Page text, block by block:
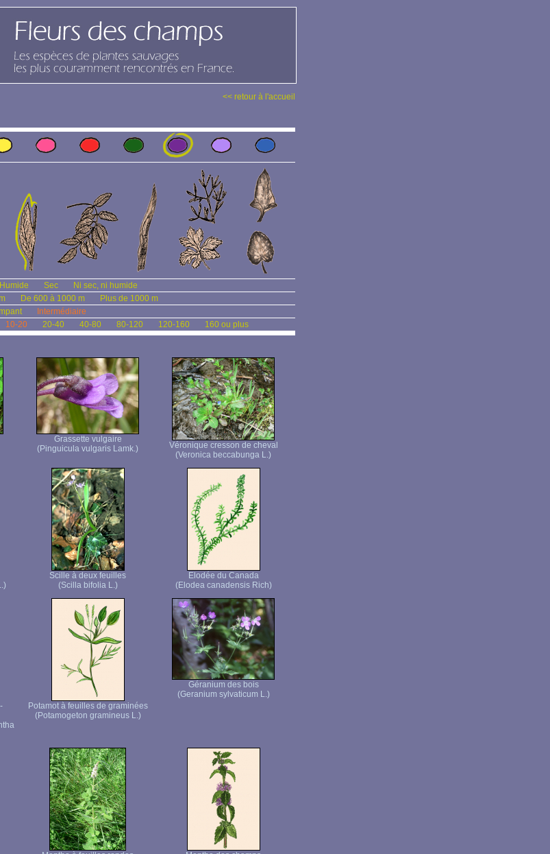
<< retour à l'accueil
Humide Sec
Ni sec, ni humide
De 600 à 1000 m
Plus de 1000 m
Intermédiaire
10-20 20-40 40-80 80-120 120-160 160 ou plus
Grassette vulgaire
(Pinguicula vulgaris Lamk.)
Véronique cresson de cheval
(Veronica beccabunga L.)
Scille à deux feuilles
(Scilla bifolia L.)
Elodée du Canada
(Elodea canadensis Rich)
Potamot à feuilles de graminées
(Potamogeton gramineus L.)
Géranium des bois
(Geranium sylvaticum L.)